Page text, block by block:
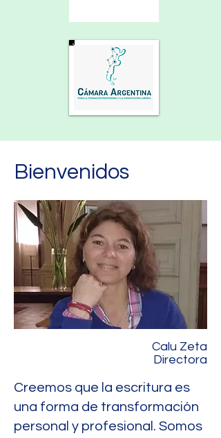
Bienvenidos
Calu Zeta
Directora
Creemos que la escritura es
una forma de transformación
personal y profesional. Somos